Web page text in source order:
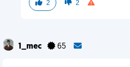
2 2
1_mec 65